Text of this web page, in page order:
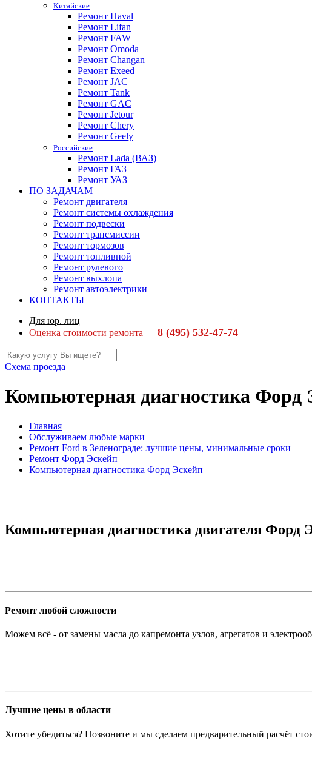
Китайские
Ремонт Haval
Ремонт Lifan
Ремонт FAW
Ремонт Omoda
Ремонт Changan
Ремонт Exeed
Ремонт JAC
Ремонт Tank
Ремонт GAC
Ремонт Jetour
Ремонт Chery
Ремонт Geely
Российские
Ремонт Lada (ВАЗ)
Ремонт ГАЗ
Ремонт УАЗ
ПО ЗАДАЧАМ
Ремонт двигателя
Ремонт системы охлаждения
Ремонт подвески
Ремонт трансмиссии
Ремонт тормозов
Ремонт топливной
Ремонт рулевого
Ремонт выхлопа
Ремонт автоэлектрики
КОНТАКТЫ
Для юр. лиц
Оценка стоимости ремонта — 8 (495) 532-47-74
Схема проезда
Компьютерная диагностика Форд
Главная
Обслуживаем любые марки
Ремонт Ford в Зеленограде: лучшие цены, минимальные сроки
Ремонт Форд Эскейп
Компьютерная диагностика Форд Эскейп
Компьютерная диагностика двигателя Форд
Ремонт любой сложности
Можем всё - от замены масла до капремонта узлов, агрегатов и
Лучшие цены в области
Хотите убедиться? Позвоните и мы сделаем предварительный расчёт